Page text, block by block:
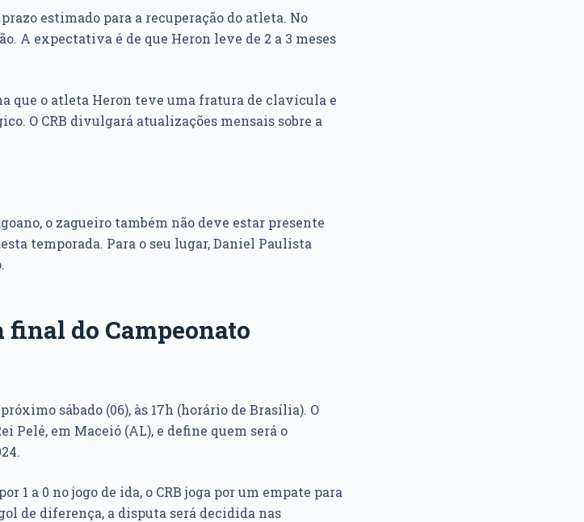
estimado para a recuperação do atleta. No
A expectativa é de que Heron leve de 2 a 3 meses
que o atleta Heron teve uma fratura de clavícula e
O CRB divulgará atualizações mensais sobre a
o zagueiro também não deve estar presente
temporada. Para o seu lugar, Daniel Paulista
final do Campeonato
sábado (06), às 17h (horário de Brasília). O
Pelé, em Maceió (AL), e define quem será o
1 a 0 no jogo de ida, o CRB joga por um empate para
de diferença, a disputa será decidida nas